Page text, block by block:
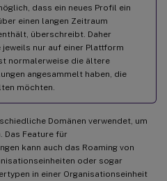
dass ein neues Profil ein
einen langen Zeitraum
überschreibt. Daher
nur auf einer Plattform
normalerweise die ältere
angesammelt haben, die
möchten.
Domänen verwendet, um
Das Feature für
kann auch das Roaming von
oder sogar
in einer Organisationseinheit